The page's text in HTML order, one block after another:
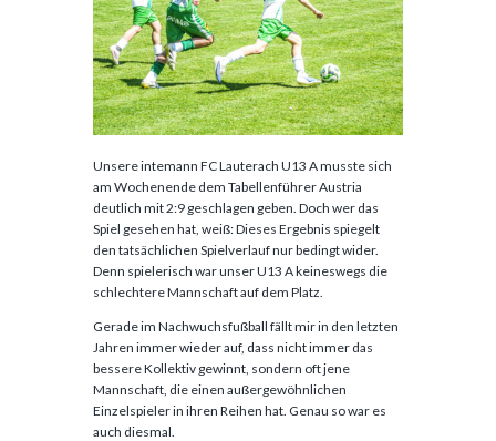
Unsere intemann FC Lauterach U13 A musste sich
am Wochenende dem Tabellenführer Austria
deutlich mit 2:9 geschlagen geben. Doch wer das
Spiel gesehen hat, weiß: Dieses Ergebnis spiegelt
den tatsächlichen Spielverlauf nur bedingt wider.
Denn spielerisch war unser U13 A keineswegs die
schlechtere Mannschaft auf dem Platz.
Gerade im Nachwuchsfußball fällt mir in den letzten
Jahren immer wieder auf, dass nicht immer das
bessere Kollektiv gewinnt, sondern oft jene
Mannschaft, die einen außergewöhnlichen
Einzelspieler in ihren Reihen hat. Genau so war es
auch diesmal.